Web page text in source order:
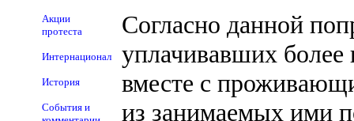
Акции
протеста
Интернационал
История
События и
Согласно данной
уплачивавших более
вместе с
из занимаемых ими